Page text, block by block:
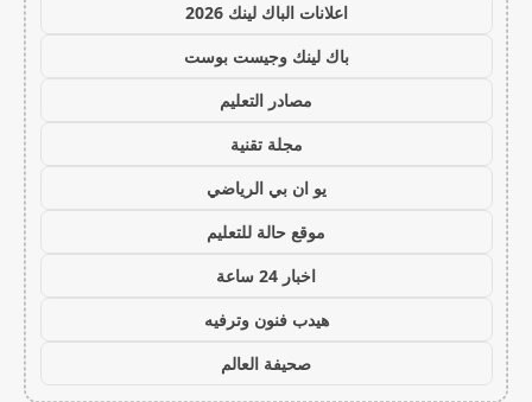
اعلانات الباك لينك 2026
باك لينك وجيست بوست
مصادر التعليم
مجلة تقنية
يو ان بي الرياضي
موقع حالة للتعليم
اخبار 24 ساعة
هيدب فنون وترفيه
صحيفة العالم